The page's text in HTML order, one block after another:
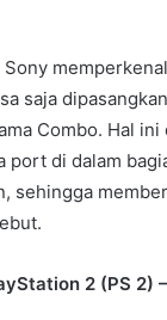
saja
Combo. Hal
port di dalam
sehingga
2 (PS 2)